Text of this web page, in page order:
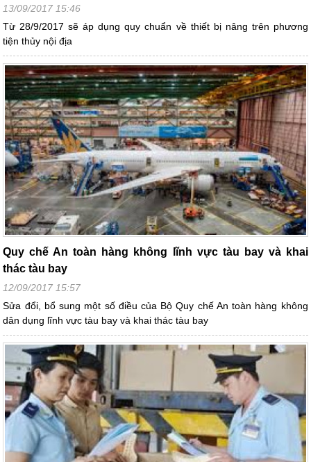
13/09/2017 15:46
Từ 28/9/2017 sẽ áp dụng quy chuẩn về thiết bị nâng trên phương
tiện thủy nội địa
Quy chế An toàn hàng không lĩnh vực tàu bay và khai
thác tàu bay
12/09/2017 15:57
Sửa đổi, bổ sung một số điều của Bộ Quy chế An toàn hàng không
dân dụng lĩnh vực tàu bay và khai thác tàu bay